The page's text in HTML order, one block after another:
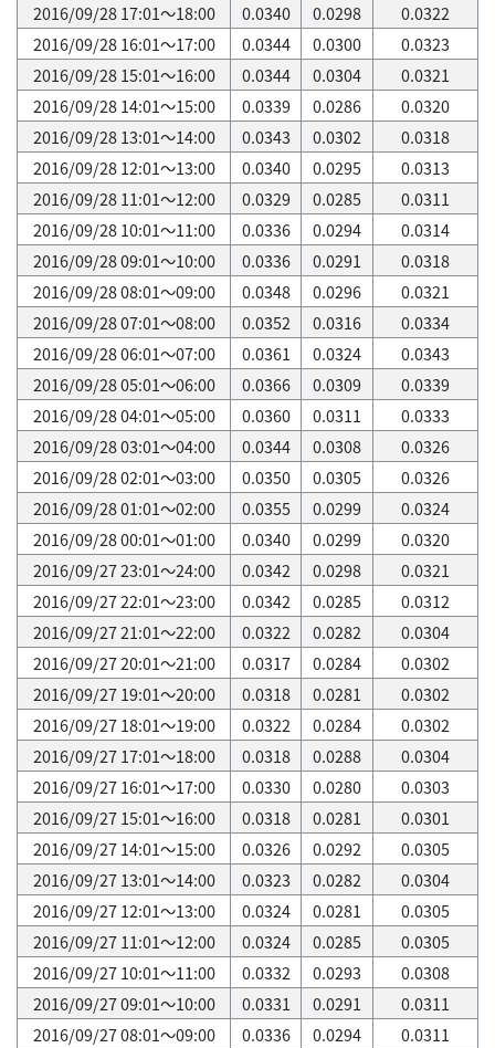
2016/09/28 17:01～18:00
0.0340 0.0298
0.0322
2016/09/28 16:01～17:00
0.0344 0.0300
0.0323
2016/09/28 15:01～16:00
0.0344 0.0304
0.0321
2016/09/28 14:01～15:00
0.0339 0.0286
0.0320
2016/09/28 13:01～14:00
0.0343 0.0302
0.0318
2016/09/28 12:01～13:00
0.0340 0.0295
0.0313
2016/09/28 11:01～12:00
0.0329 0.0285
0.0311
2016/09/28 10:01～11:00
0.0336 0.0294
0.0314
2016/09/28 09:01～10:00
0.0336 0.0291
0.0318
2016/09/28 08:01～09:00
0.0348 0.0296
0.0321
2016/09/28 07:01～08:00
0.0352 0.0316
0.0334
2016/09/28 06:01～07:00
0.0361 0.0324
0.0343
2016/09/28 05:01～06:00
0.0366 0.0309
0.0339
2016/09/28 04:01～05:00
0.0360 0.0311
0.0333
2016/09/28 03:01～04:00
0.0344 0.0308
0.0326
2016/09/28 02:01～03:00
0.0350 0.0305
0.0326
2016/09/28 01:01～02:00
0.0355 0.0299
0.0324
2016/09/28 00:01～01:00
0.0340 0.0299
0.0320
2016/09/27 23:01～24:00
0.0342 0.0298
0.0321
2016/09/27 22:01～23:00
0.0342 0.0285
0.0312
2016/09/27 21:01～22:00
0.0322 0.0282
0.0304
2016/09/27 20:01～21:00
0.0317 0.0284
0.0302
2016/09/27 19:01～20:00
0.0318 0.0281
0.0302
2016/09/27 18:01～19:00
0.0322 0.0284
0.0302
2016/09/27 17:01～18:00
0.0318 0.0288
0.0304
2016/09/27 16:01～17:00
0.0330 0.0280
0.0303
2016/09/27 15:01～16:00
0.0318 0.0281
0.0301
2016/09/27 14:01～15:00
0.0326 0.0292
0.0305
2016/09/27 13:01～14:00
0.0323 0.0282
0.0304
2016/09/27 12:01～13:00
0.0324 0.0281
0.0305
2016/09/27 11:01～12:00
0.0324 0.0285
0.0305
2016/09/27 10:01～11:00
0.0332 0.0293
0.0308
2016/09/27 09:01～10:00
0.0331 0.0291
0.0311
2016/09/27 08:01～09:00
0.0336 0.0294
0.0311